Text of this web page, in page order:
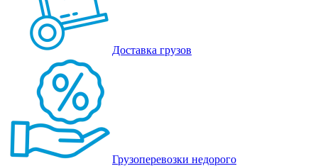
Доставка грузов
Грузоперевозки недорого